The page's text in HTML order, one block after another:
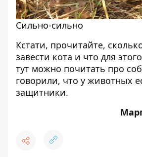
Сильно-сильно
Кстати, прочитайте,
завести кота и что для
тут можно почитать про
говорили, что у животных
защитники.